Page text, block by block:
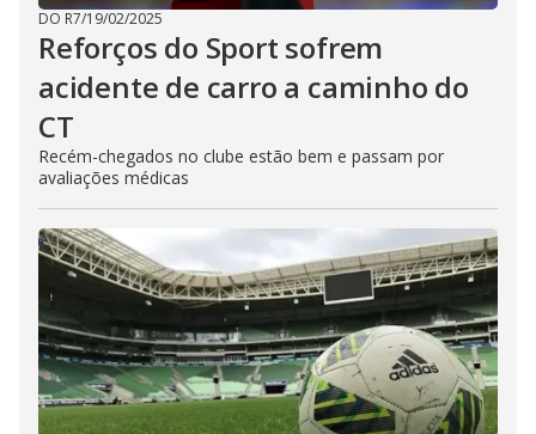
DO R7/19/02/2025
Reforços do Sport sofrem
acidente de carro a caminho do
CT
Recém-chegados no clube estão bem e passam por
avaliações médicas